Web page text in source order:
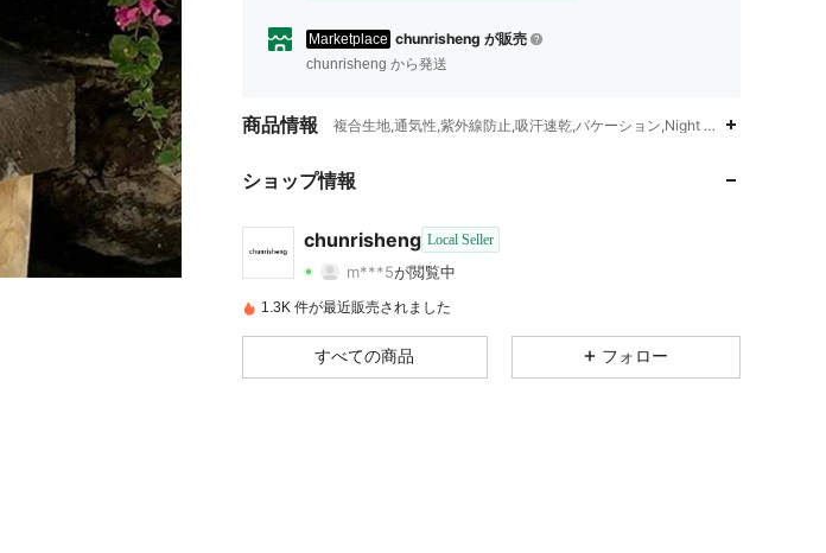
Marketplace chunrisheng が販売
chunrisheng から発送
商品情報 複合生地,通気性,紫外線防止,吸汗速乾,バケーション,Night Out,デート
ショップ情報
chunrisheng Local Seller
4.54 97 15
4.54
15
4.54 評価 97商品
4.54 97 15
4.54 97 15
1.3K 件が最近販売されました
すべての商品 フォロー